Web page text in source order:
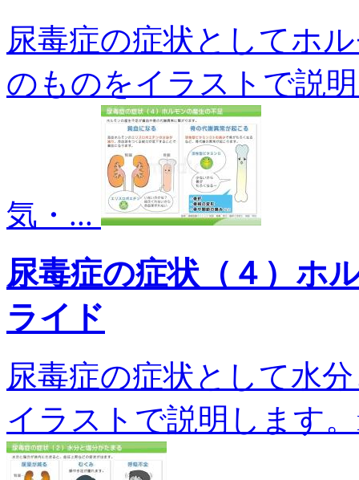
尿毒症の症状としてホ
のものをイラストで説
気・...
尿毒症の症状（４）ホ
ライド
尿毒症の症状として水
イラストで説明します